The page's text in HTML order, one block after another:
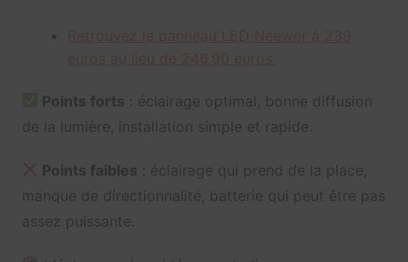
Points forts : éclairage optimal, bonne diffusion
de la lumière, installation simple et rapide.
Points faibles : éclairage qui prend de la place,
manque de directionnalité, batterie qui peut être pas
assez puissante.